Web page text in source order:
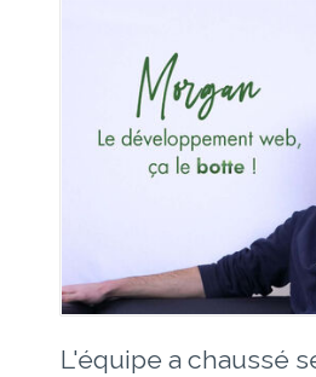
L'équipe a chaussé